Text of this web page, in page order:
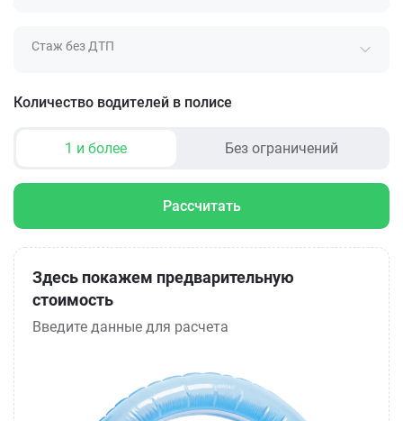
Стаж без ДТП
Количество водителей в полисе
1 и более Без ограничений
Рассчитать
Здесь покажем предварительную
стоимость
Введите данные для расчета